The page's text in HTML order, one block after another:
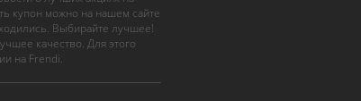
купон можно на нашем сайте
Выбирайте лучшее!
качество. Для этого
на Frendi.